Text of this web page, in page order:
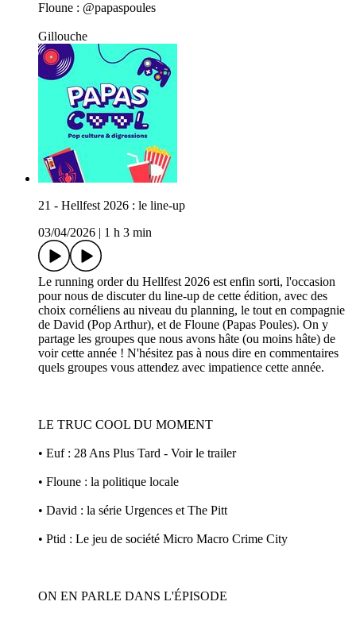
Floune : @papaspoules
Gillouche
21 - Hellfest 2026 : le line-up
03/04/2026
1 h 3 min
Le running order du Hellfest 2026 est enfin sorti, l'occasion
pour nous de discuter du line-up de cette édition, avec des
choix cornéliens au niveau du planning, le tout en compagnie
de David (Pop Arthur), et de Floune (Papas Poules). On y
partage les groupes que nous avons hâte (ou moins hâte) de
voir cette année ! N'hésitez pas à nous dire en commentaires
quels groupes vous attendez avec impatience cette année.
LE TRUC COOL DU MOMENT
• Euf : 28 Ans Plus Tard - Voir le trailer
• Floune : la politique locale
• David : la série Urgences et The Pitt
• Ptid : Le jeu de société Micro Macro Crime City
ON EN PARLE DANS L'ÉPISODE